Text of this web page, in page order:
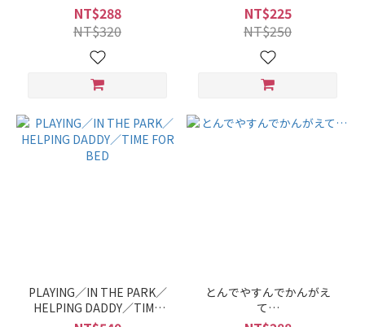
NT$288
NT$320
NT$225
NT$250
PLAYING／IN THE PARK／
HELPING DADDY／TIME
FOR BED
とんでやすんでかんがえ
て…